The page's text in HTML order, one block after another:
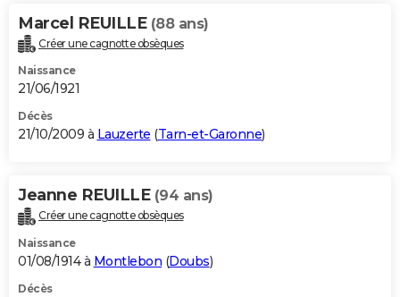
Marcel REUILLE (88 ans)
Créer une cagnotte obsèques
Naissance
21/06/1921
Décès
21/10/2009 à Lauzerte (Tarn-et-Garonne)
Jeanne REUILLE (94 ans)
Créer une cagnotte obsèques
Naissance
01/08/1914 à Montlebon (Doubs)
Décès